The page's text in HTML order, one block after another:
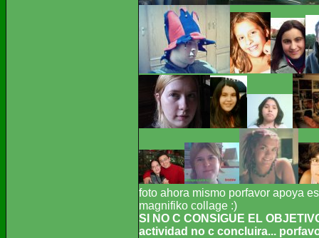
foto ahora mismo porfavor apoya
magnifiko collage :)
SI NO C CONSIGUE EL
actividad no c concluira...